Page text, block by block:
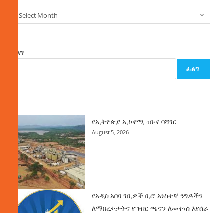
Select Month
ፈልግ
ፈልግ
የኢትዮጵያ ኢኮኖሚ ከቡና ባሻገር
August 5, 2026
የአዲስ አበባ ገቢዎች ቢሮ አነስተኛ ንግዶችን
ለማበረታታትና የግብር ጫናን ለመቀነስ እየሰራ